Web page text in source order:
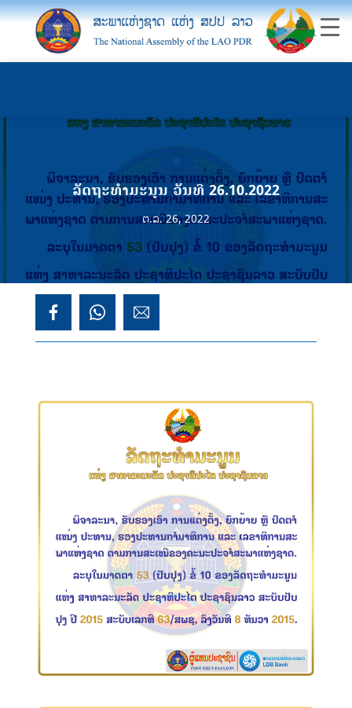
ລັດຖະທຳມະນູນ ວັນທີ 26.10.2022
ຕ.ລ. 26, 2022